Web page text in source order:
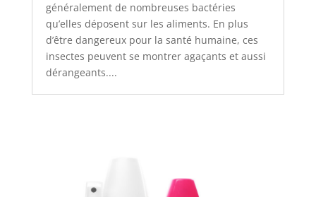
généralement de nombreuses bactéries
qu’elles déposent sur les aliments. En plus
d’être dangereux pour la santé humaine, ces
insectes peuvent se montrer agaçants et aussi
dérangeants....